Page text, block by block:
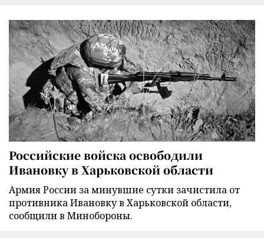
Российские войска освободили
Ивановку в Харьковской области
Армия России за минувшие сутки зачистила от
противника Ивановку в Харьковской области,
сообщили в Минобороны.